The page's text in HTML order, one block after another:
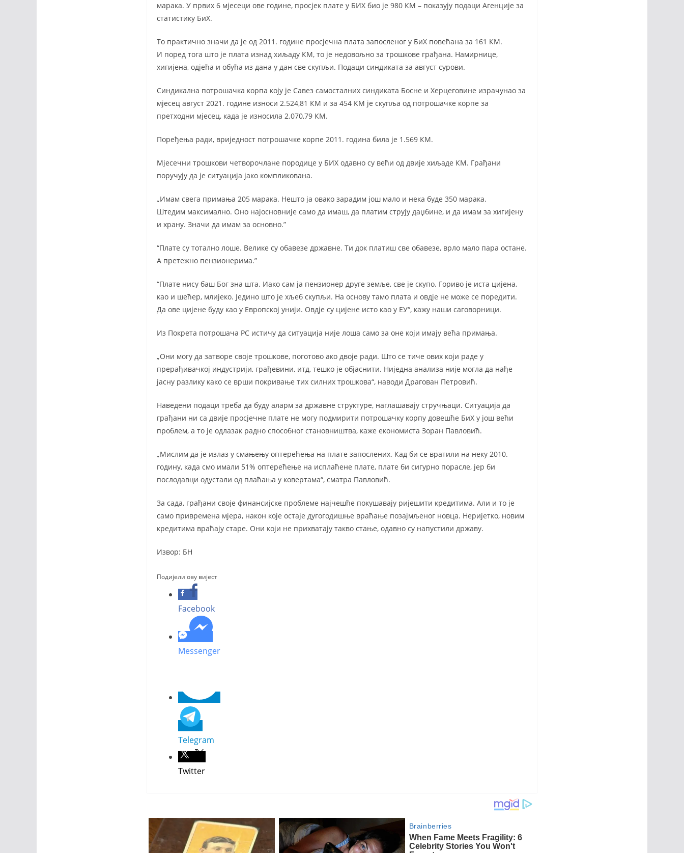
марака. У првих 6 мјесеци ове године, просјек плате у БИХ био је 980 КМ – показују подаци Агенције за
статистику БиХ.
То практично значи да је од 2011. године просјечна плата запосленог у БиХ повећана за 161 КМ.
И поред тога што је плата изнад хиљаду КМ, то је недовољно за трошкове грађана. Намирнице,
хигијена, одјећа и обућа из дана у дан све скупљи. Подаци синдиката за август сурови.
Синдикална потрошачка корпа коју је Савез самосталних синдиката Босне и Херцеговине израчунао за
мјесец август 2021. године износи 2.524,81 КМ и за 454 КМ је скупља од потрошачке корпе за
претходни мјесец, када је износила 2.070,79 КМ.
Поређења ради, вриједност потрошачке корпе 2011. година била је 1.569 КМ.
Мјесечни трошкови четворочлане породице у БИХ одавно су већи од двије хиљаде КМ. Грађани
поручују да је ситуација јако компликована.
„Имам свега примања 205 марака. Нешто ја овако зарадим још мало и нека буде 350 марака.
Штедим максимално. Оно најосновније само да имаш, да платим струју даџбине, и да имам за хигијену
и храну. Значи да имам за основно.”
“Плате су тотално лоше. Велике су обавезе државне. Ти док платиш све обавезе, врло мало пара остане.
А претежно пензионерима.”
“Плате нису баш Бог зна шта. Иако сам ја пензионер друге земље, све је скупо. Гориво је иста цијена,
као и шећер, млијеко. Једино што је хљеб скупљи. На основу тамо плата и овдје не може се поредити.
Да ове цијене буду као у Европској унији. Овдје су цијене исто као у ЕУ“, кажу наши саговорници.
Из Покрета потрошача РС истичу да ситуација није лоша само за оне који имају већа примања.
„Они могу да затворе своје трошкове, поготово ако двоје ради. Што се тиче ових који раде у
прерађивачкој индустрији, грађевини, итд, тешко је објаснити. Ниједна анализа није могла да нађе
јасну разлику како се врши покривање тих силних трошкова“, наводи Драгован Петровић.
Наведени подаци треба да буду аларм за државне структуре, наглашавају стручњаци. Ситуација да
грађани ни са двије просјечне плате не могу подмирити потрошачку корпу довешће БиХ у још већи
проблем, а то је одлазак радно способног становништва, каже економиста Зоран Павловић.
„Мислим да је излаз у смањењу оптерећења на плате запослених. Кад би се вратили на неку 2010.
годину, када смо имали 51% оптерећење на исплаћене плате, плате би сигурно порасле, јер би
послодавци одустали од плаћања у ковертама“, сматра Павловић.
За сада, грађани своје финансијске проблеме најчешће покушавају ријешити кредитима. Али и то је
само привремена мјера, након које остаје дугогодишње враћање позајмљеног новца. Неријетко, новим
кредитима враћају старе. Они који не прихватају такво стање, одавно су напустили државу.
Извор: БН
Подијели ову вијест
Facebook
Messenger
Telegram
Twitter